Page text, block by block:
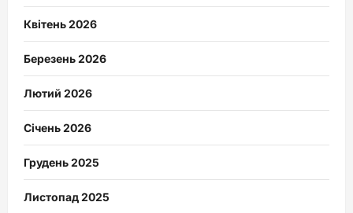
Квітень 2026
Березень 2026
Лютий 2026
Січень 2026
Грудень 2025
Листопад 2025